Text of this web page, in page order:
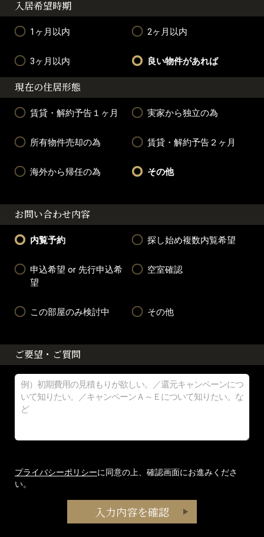
入居希望時期
1ヶ月以内 2ヶ月以内
3ヶ月以内 良い物件があれば
現在の住居形態
賃貸・解約予告１ヶ月 実家から独立の為
所有物件売却の為 賃貸・解約予告２ヶ月
海外から帰任の為 その他
お問い合わせ内容
内覧予約 探し始め複数内覧希望
申込希望 or 先行申込希
望
空室確認
この部屋のみ検討中 その他
ご要望・ご質問
プライバシーポリシーに同意の上、確認画面にお進みくださ
い。